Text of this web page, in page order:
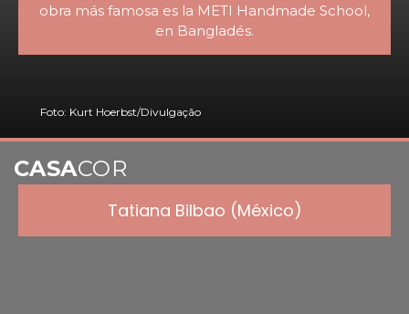
obra más famosa es la METI Handmade School,
en Bangladés.
Foto: Kurt Hoerbst/Divulgação
Tatiana Bilbao (México)
CASACOR